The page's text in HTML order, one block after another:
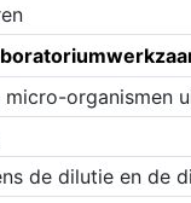
organismen
de dilutie en de